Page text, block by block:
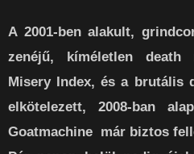
A 2001-ben alakult,
zenéjű, kíméletlen death
Misery Index, és a brutális
elkötelezett, 2008-ban
Goatmachine már biztos